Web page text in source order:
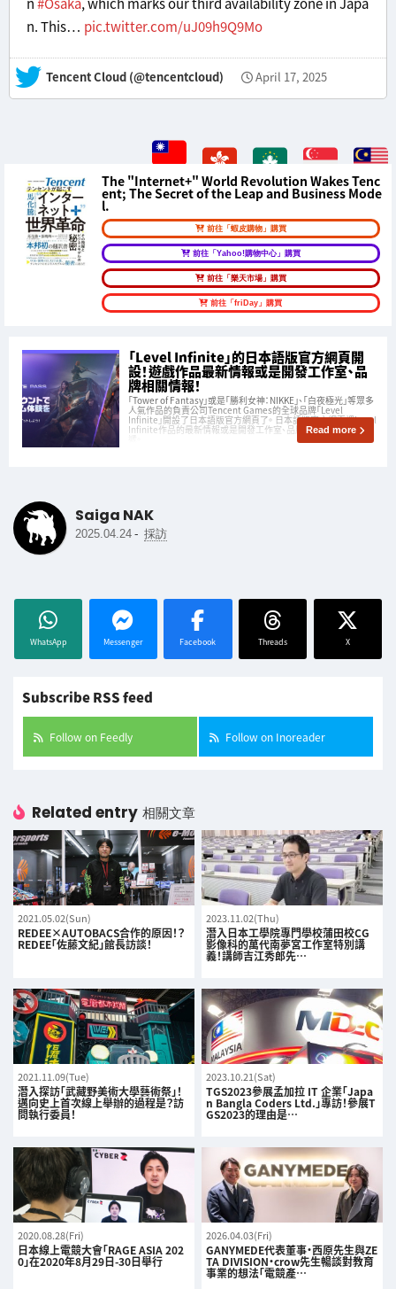
n. This… pic.twitter.com/uJ09h9Q9Mo
— Tencent Cloud (@tencentcloud) April 17, 2025
The "Internet+" World Revolution Wakes Tenc
ent; The Secret of the Leap and Business Mode
l.
前往「蝦皮購物」購買
前往「Yahoo!購物中心」購買
前往「樂天市場」購買
前往「friDay」購買
「Level Infinite」的日本語版官方網頁開
設！遊戲作品最新情報或是開發工作室、品
牌相關情報！
「Tower of Fantasy」或是「勝利女神：NIKKE」、「白夜極光」等眾多
人氣作品的負責公司Tencent Games的全球品牌「Level
Infinite」開設了日本語版官方網頁了。 日本語版官方網頁裡Level
Infinite作品的最新情報或是開發工作室、品牌相關情報將會傳
Read more
Saiga NAK
2025.04.24 - 採訪
WhatsApp Messenger Facebook Threads X
Subscribe RSS feed
Follow on Feedly Follow on Inoreader
Related entry 相關文章
2021.05.02(Sun)
REDEE×AUTOBACS合作的原因！？
REDEE「佐藤文紀」館長訪談！
2023.11.02(Thu)
潛入日本工學院專門學校蒲田校CG
影像科的萬代南夢宮工作室特別講
義！講師吉江秀郎先…
2021.11.09(Tue)
潛入探訪「武藏野美術大學藝術祭」！
邁向史上首次線上舉辦的過程是？訪
問執行委員！
2023.10.21(Sat)
TGS2023參展孟加拉 IT 企業「Japa
n Bangla Coders Ltd.」專訪！參展T
GS2023的理由是…
2020.08.28(Fri)
日本線上電競大會「RAGE ASIA 202
0」在2020年8月29日-30日舉行
2026.04.03(Fri)
GANYMEDE代表董事・西原先生與ZE
TA DIVISION・crow先生暢談對教育
事業的想法「電競產…